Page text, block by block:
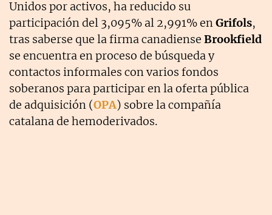
Unidos por activos, ha reducido su
participación del 3,095% al 2,991% enGrifols,
tras saberse que la firma canadiense Brookfield
se encuentra en proceso de búsqueda y
contactos informales con varios fondos
soberanos para participar en la oferta pública
de adquisición (OPA) sobre la compañía
catalana de hemoderivados.